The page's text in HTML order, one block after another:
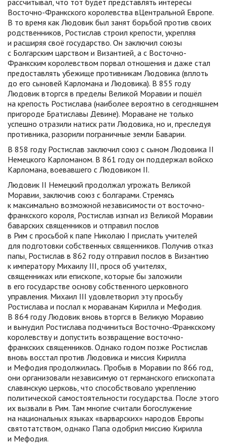
рассчитывал, что тот будет представлять интересы
Восточно-Франкского королевства вЦентральной Европе.
В то время как Людовик был занят борьбой против своих
родственников, Ростислав строил крепости, укрепляя
и расширяя своё государство. Он заключил союзы
с Болгарским царством и Византией, а с Восточно-
Франкским королевством порвал отношения и даже стал
предоставлять убежище противникам Людовика (вплоть
до его сыновей Карломана и Людовика). В 855 году
Людовик вторгся в пределы Великой Моравии и пошёл
на крепость Ростислава (наиболее вероятно в сегодняшнем
пригороде Братиславы Девине). Мораване не только
успешно отразили натиск рати Людовика, но и, преследуя
противника, разорили пограничные земли Баварии.
В 858 году Ростислав заключил союз с сыном Людовика II
Немецкого Карломаном. В 861 году он поддержал войско
Карломана, воевавшего с Людовиком II.
Людовик II Немецкий продолжал угрожать Великой
Моравии, заключив союз с болгарами. Стремясь
к максимально возможной независимости от восточно-
франкского короля, Ростислав изгнал из Великой Моравии
баварских священников и отправил послов
в Рим с просьбой к папе Николаю I прислать учителей
для подготовки собственных священников. Получив отказ
папы, Ростислав в 862 году отправил послов в Византию
к императору Михаилу III, прося об учителях,
священниках или епископе, которые бы заложили
в его государстве основу собственного церковного
управления. Михаил III удовлетворил эту просьбу
Ростислава и послал к мораванам Кирилла и Мефодия.
В 864 году Людовик вновь вторгся в Великую Моравию
и вынудил Ростислава подчиниться Восточно-Франкскому
королевству и допустить возвращение восточно-
франкских священников. Однако годом позже Ростислав
вновь восстал против Людовика и миссия Кирилла
и Мефодия продолжилась. Пробыв в Моравии по 866 год,
они организовали независимую от германского епископата
славянскую церковь, что способствовало укреплению
политической самостоятельности государства. После этого
их вызвали в Рим. Там многие считали богослужение
на национальных языках «варварских» народов Европы
святотатством, однако Папа одобрил миссию Кирилла
и Мефодия.